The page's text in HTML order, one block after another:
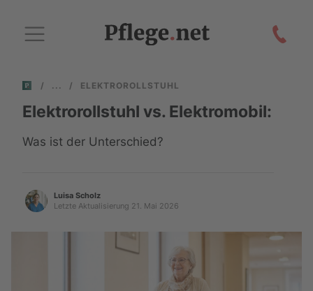
/ / ELEKTROROLLSTUHL
Elektrorollstuhl vs. Elektromobil:
Was ist der Unterschied?
Luisa Scholz
Letzte Aktualisierung 21. Mai 2026